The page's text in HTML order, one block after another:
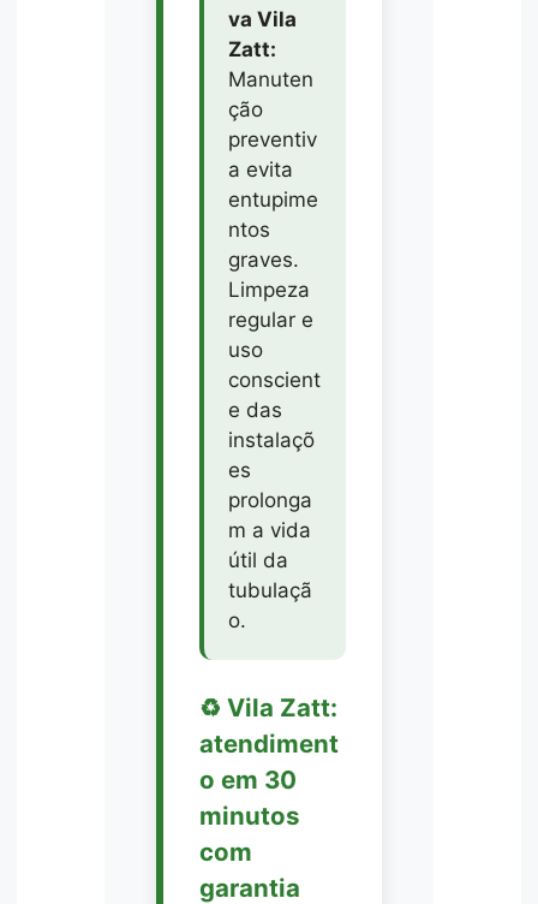
va Vila
Zatt:
Manuten
ção
preventiv
a evita
entupime
ntos
graves.
Limpeza
regular e
uso
conscient
e das
instalaçõ
es
prolonga
m a vida
útil da
tubulaçã
o.
♻️ Vila Zatt:
atendiment
o em 30
minutos
com
garantia